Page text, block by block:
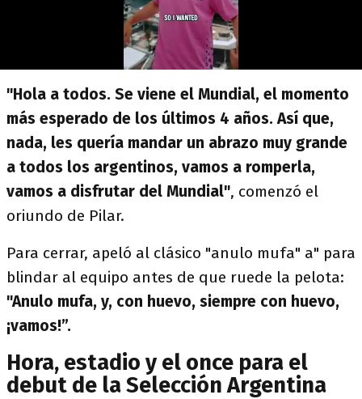
"Hola a todos. Se viene el Mundial, el momento
más esperado de los últimos 4 años. Así que,
nada, les quería mandar un abrazo muy grande
a todos los argentinos, vamos a romperla,
vamos a disfrutar del Mundial", comenzó el
oriundo de Pilar.
Para cerrar, apeló al clásico "anulo mufa" a" para
blindar al equipo antes de que ruede la pelota:
"Anulo mufa, y, con huevo, siempre con huevo,
¡vamos!”.
Hora, estadio y el once para el
debut de la Selección Argentina